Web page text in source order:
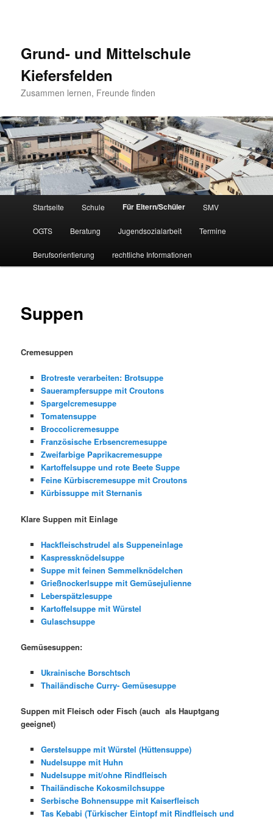
Grund- und Mittelschule
Kiefersfelden
Zusammen lernen, Freunde finden
Zum
Inhalt
wechseln
Startseite Schule Für Eltern/Schüler SMV
OGTS Beratung Jugendsozialarbeit Termine
Berufsorientierung rechtliche Informationen
Suppen
Cremesuppen
Brotreste verarbeiten: Brotsuppe
Sauerampfersuppe mit Croutons
Spargelcremesuppe
Tomatensuppe
Broccolicremesuppe
Französische Erbsencremesuppe
Zweifarbige Paprikacremesuppe
Kartoffelsuppe und rote Beete Suppe
Feine Kürbiscremesuppe mit Croutons
Kürbissuppe mit Sternanis
Klare Suppen mit Einlage
Hackfleischstrudel als Suppeneinlage
Kaspressknödelsuppe
Suppe mit feinen Semmelknödelchen
Grießnockerlsuppe mit Gemüsejulienne
Leberspätzlesuppe
Kartoffelsuppe mit Würstel
Gulaschsuppe
Gemüsesuppen:
Ukrainische Borschtsch
Thailändische Curry- Gemüsesuppe
Suppen mit Fleisch oder Fisch (auch als Hauptgang
geeignet)
Gerstelsuppe mit Würstel (Hüttensuppe)
Nudelsuppe mit Huhn
Nudelsuppe mit/ohne Rindfleisch
Thailändische Kokosmilchsuppe
Serbische Bohnensuppe mit Kaiserfleisch
Tas Kebabi (Türkischer Eintopf mit Rindfleisch und